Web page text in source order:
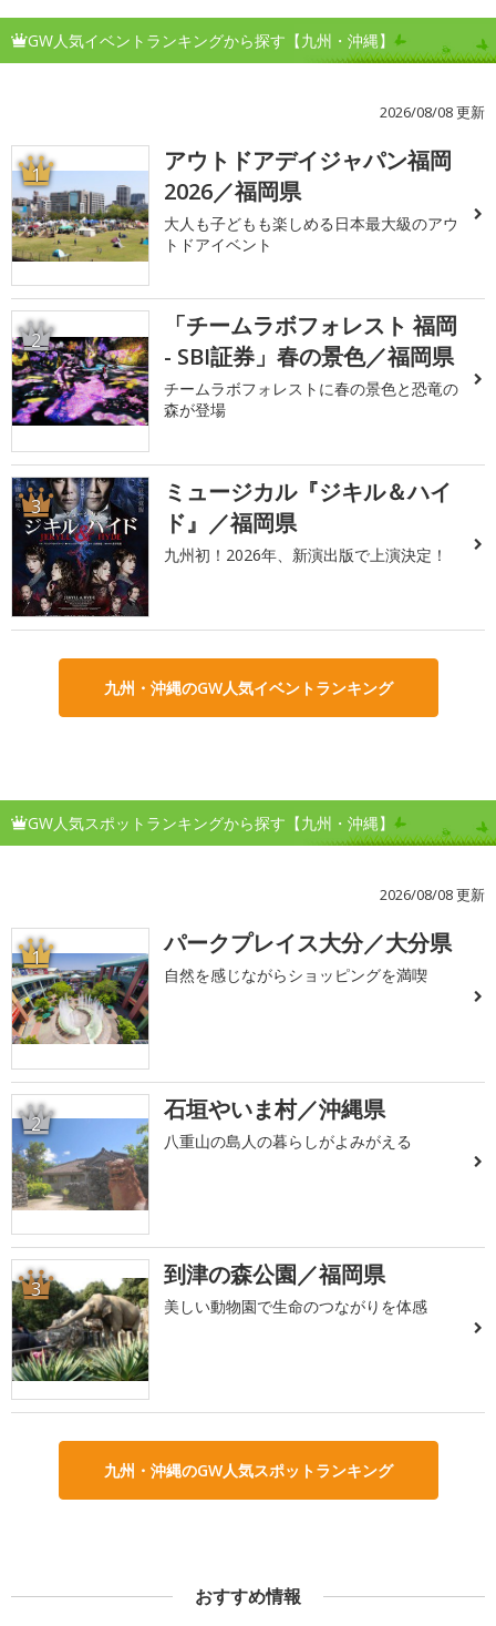
GW人気イベントランキングから探す【九州・沖縄】
2026/08/08 更新
1
アウトドアデイジャパン福岡
2026／福岡県
大人も子どもも楽しめる日本最大級のアウ
トドアイベント
2
「チームラボフォレスト 福岡
- SBI証券」春の景色／福岡県
チームラボフォレストに春の景色と恐竜の
森が登場
3
ミュージカル『ジキル＆ハイ
ド』／福岡県
九州初！2026年、新演出版で上演決定！
九州・沖縄のGW人気イベントランキング
GW人気スポットランキングから探す【九州・沖縄】
2026/08/08 更新
1 パークプレイス大分／大分県
自然を感じながらショッピングを満喫
2 石垣やいま村／沖縄県
八重山の島人の暮らしがよみがえる
3 到津の森公園／福岡県
美しい動物園で生命のつながりを体感
九州・沖縄のGW人気スポットランキング
おすすめ情報